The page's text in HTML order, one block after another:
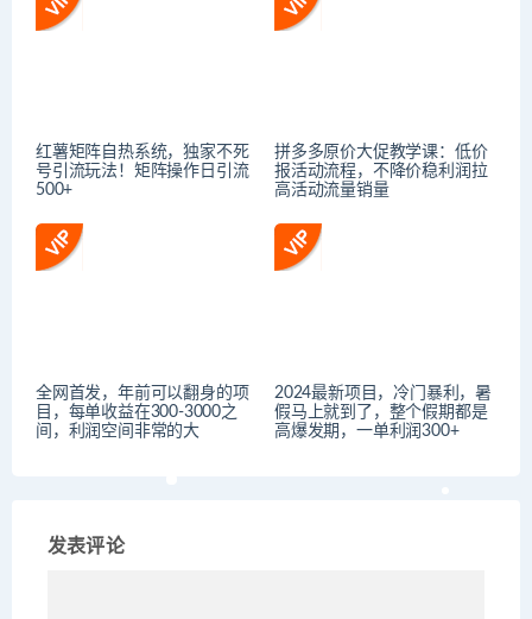
红薯矩阵自热系统，独家不死
号引流玩法！矩阵操作日引流
500+
拼多多原价大促教学课：低价
报活动流程，不降价稳利润拉
高活动流量销量
全网首发，年前可以翻身的项
目，每单收益在300-3000之
间，利润空间非常的大
2024最新项目，冷门暴利，暑
假马上就到了，整个假期都是
高爆发期，一单利润300+
发表评论